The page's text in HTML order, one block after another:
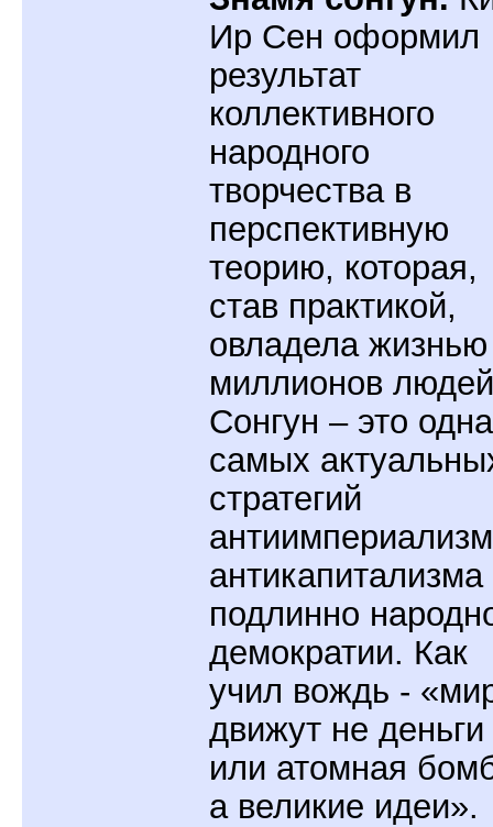
Ир Сен оформил
результат
коллективного
народного
творчества в
перспективную
теорию, которая,
став практикой,
овладела жизнью
миллионов
Сонгун – это
самых
стратегий
антикапитализма
подлинно
демократии. Как
учил вождь -
движут не деньги
или атомная
а великие идеи».